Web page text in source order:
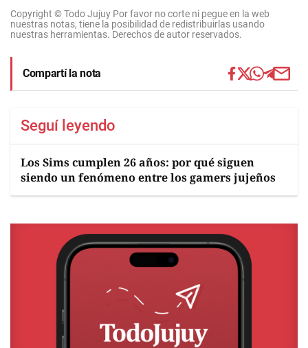
Copyright © Todo Jujuy Por favor no corte ni pegue en la web
nuestras notas, tiene la posibilidad de redistribuirlas usando
nuestras herramientas. Derechos de autor reservados.
Compartí la nota
Seguí leyendo
Los Sims cumplen 26 años: por qué siguen
siendo un fenómeno entre los gamers jujeños